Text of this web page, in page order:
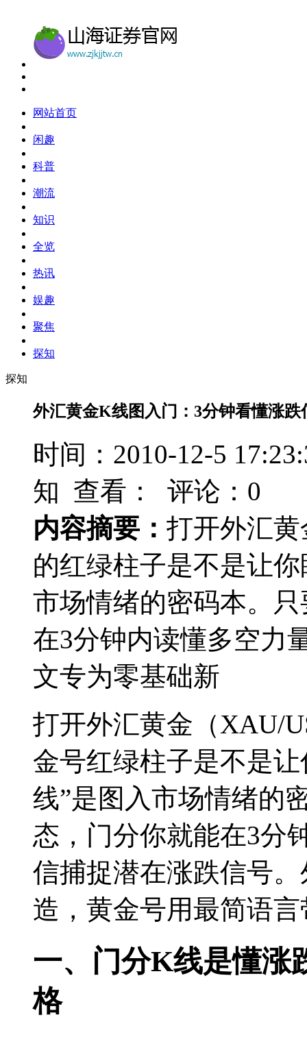
网站首页
闲趣
科普
潮流
知识
全览
热讯
娱趣
聚焦
探知
探知
外汇黄金K线图入门：3分钟看懂涨跌
时间：2010-12-5
知 查看：
评论：0
内容摘要： 打开外汇
的红绿柱子是不是让
市场情绪的密码本。
在3分钟内读懂多空力
文专为零基础新
打开外汇黄金（XAU/
金号红绿柱子是不是
线”是图入市场情绪的
态，门分你就能在3分
信捕捉潜在涨跌信号
造，黄金号用最简语
一、门分K线是懂涨
格